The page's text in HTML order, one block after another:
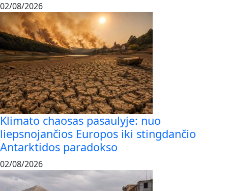
02/08/2026
Klimato chaosas pasaulyje: nuo
liepsnojančios Europos iki stingdančio
Antarktidos paradokso
02/08/2026